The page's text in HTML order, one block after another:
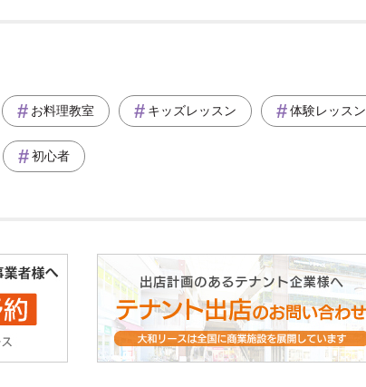
お料理教室 キッズレッスン 体験レッスン
初心者